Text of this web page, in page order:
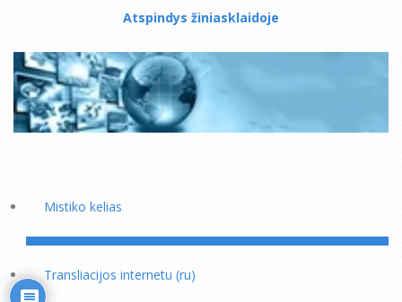
Atspindys žiniasklaidoje
Mistiko kelias
Transliacijos internetu (ru)